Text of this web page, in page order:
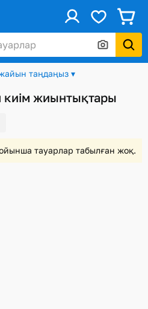
таңдаңыз ▾
киім жиынтықтары
тауарлар табылған жоқ.